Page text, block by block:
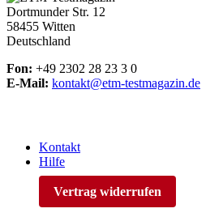
Dortmunder Str. 12
58455 Witten
Deutschland
Fon: +49 2302 28 23 3 0
E-Mail: kontakt@etm-testmagazin.de
Kontakt
Hilfe
Vertrag widerrufen